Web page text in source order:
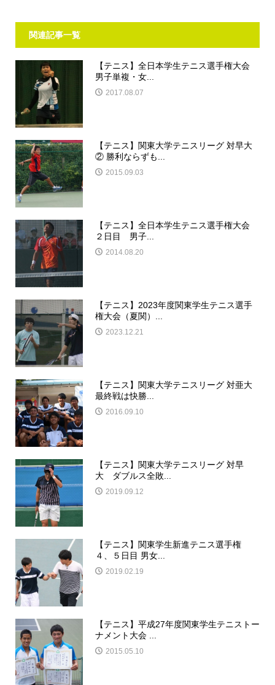
関連記事一覧
【テニス】全日本学生テニス選手権大会
男子単複・女...
2017.08.07
【テニス】関東大学テニスリーグ 対早大
② 勝利ならずも...
2015.09.03
【テニス】全日本学生テニス選手権大会
２日目 男子...
2014.08.20
【テニス】2023年度関東学生テニス選手
権大会（夏関）...
2023.12.21
【テニス】関東大学テニスリーグ 対亜大
最終戦は快勝...
2016.09.10
【テニス】関東大学テニスリーグ 対早
大 ダブルス全敗...
2019.09.12
【テニス】関東学生新進テニス選手権
４、５日目 男女...
2019.02.19
【テニス】平成27年度関東学生テニストー
ナメント大会 ...
2015.05.10